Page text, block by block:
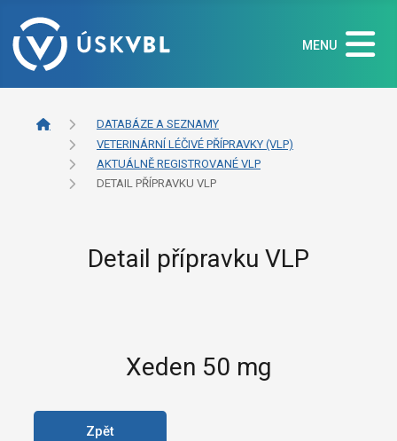
MENU
DATABÁZE A SEZNAMY
VETERINÁRNÍ LÉČIVÉ PŘÍPRAVKY (VLP)
AKTUÁLNĚ REGISTROVANÉ VLP
DETAIL PŘÍPRAVKU VLP
Detail přípravku VLP
Xeden 50 mg
Zpět